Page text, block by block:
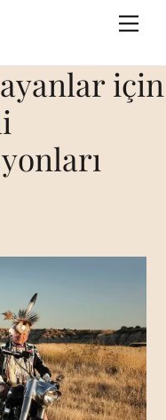
için